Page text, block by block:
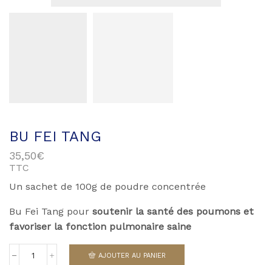
BU FEI TANG
35,50€
TTC
Un sachet de 100g de poudre concentrée
Bu Fei Tang pour soutenir la santé des poumons et
favoriser la fonction pulmonaire saine
quantité
AJOUTER AU PANIER